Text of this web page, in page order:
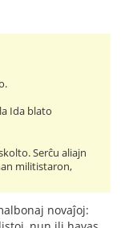
Ida blato
Serĉu aliajn
militistaron,
novaĵoj: